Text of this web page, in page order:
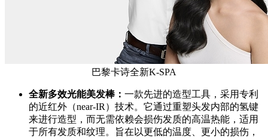
巴黎卡诗全新K-SPA
全新多效光能美发棒： 一款先进的造型工具，采用专利
的近红外（near-IR）技术。它通过重塑头发内部的氢键
来进行造型，而无需依赖会损伤发质的高温热能，适用
于所有发质和纹理。旨在以更低的温度、更小的损伤，